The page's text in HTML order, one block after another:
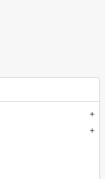
add
add